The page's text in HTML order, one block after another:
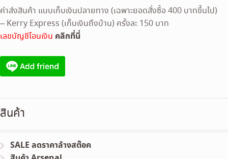
ค่าส่งสินค้า แบบเก็บเงินปลายทาง (เฉพาะยอดสั่งซื้อ 400 บาทขึ้นไป)
– Kerry Express (เก็บเงินถึงบ้าน) ครั้งละ 150 บาท
เลขบัญชีโอนเงิน คลิกที่นี่
สินค้า
SALE ลดราคาล้างสต๊อค